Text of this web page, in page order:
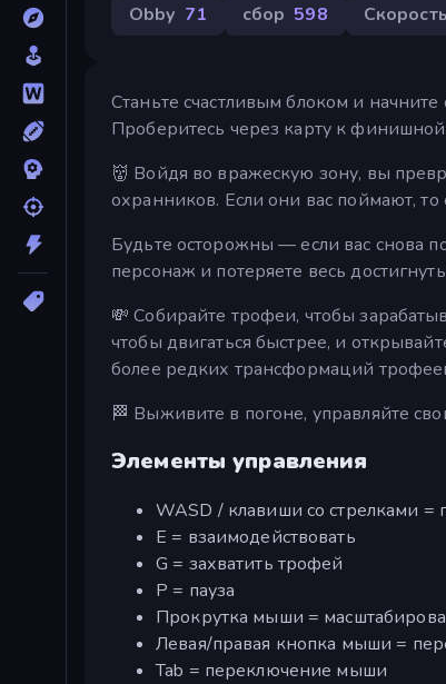
Obby 71 сбор 598 Скорость
Станьте счастливым блоком и
Проберитесь через карту к финишной
👹 Войдя во вражескую зону, вы
охранников. Если они вас поймают,
Будьте осторожны — если вас снова
персонаж и потеряете весь
💸 Собирайте трофеи, чтобы
чтобы двигаться быстрее, и
более редких трансформаций
🏁 Выживите в погоне, управляйте
Элементы управления
WASD / клавиши со стрелками
E = взаимодействовать
G = захватить трофей
P = пауза
Прокрутка мыши =
Левая/правая кнопка мыши =
Tab = переключение мыши